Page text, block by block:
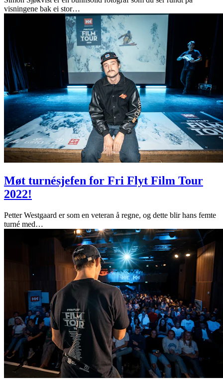
visningene bak ei stor…
Møt turnésjefen for Fri Flyt Film Tour
2022!
Petter Westgaard er som en veteran å regne, og dette blir hans femte
turné med…